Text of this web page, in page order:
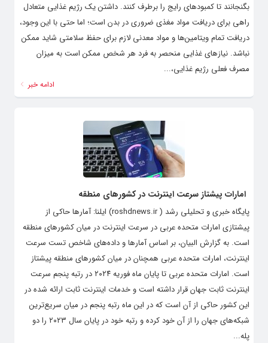
بگنجانند تا کمبود‌های رایج را برطرف کنند. داشتن یک رژیم غذایی متعادل
راهی برای دریافت مواد مغذی ضروری در بدن است؛ اما حتی با این وجود،
دریافت تمام ویتامین‌ها و مواد معدنی لازم برای حفظ سلامتی شاید ممکن
نباشد. نیاز‌های غذایی منحصر به فرد هر شخص ممکن است به میزان
مصرف فعلی رژیم غذایی،...
ادامه خبر
امارات پیشتاز سرعت اینترنت در کشورهای منطقه
پایگاه خبری و تحلیلی رشد ( roshdnews.ir) ایلنا: آمار‌ها حاکی از
پیشتازی امارات متحده عربی در سرعت اینترنت در میان کشور‌های منطقه
است. به گزارش البیان، بر اساس آمار‌ها و داده‌های شاخص تست سرعت
اینترنت، امارات متحده عربی همچنان در میان کشور‌های منطقه پیشتاز
است. امارات متحده عربی تا پایان ماه فوریه ۲۰۲۴ در رتبه پنجم سرعت
اینترنت ثابت جهان قرار داشته است و خدمات اینترنت ثابت ارائه شده در
این کشور حاکی از آن است که در این ماه رتبه پنجم در میان سریع‌ترین
شبکه‌های جهان را از آن خود کرده و رتبه خود در پایان سال ۲۰۲۳ را دو
پله...